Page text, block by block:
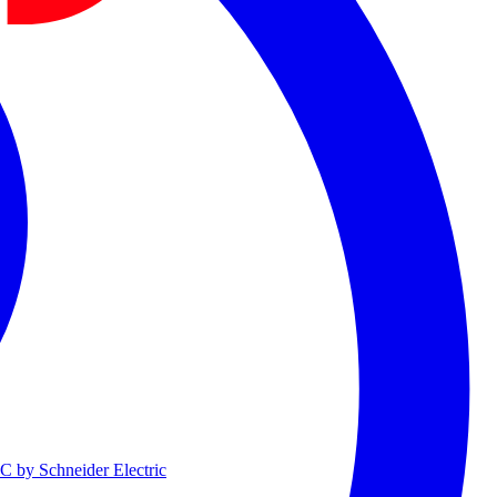
by Schneider Electric